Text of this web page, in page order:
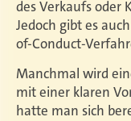
des Verkaufs oder
Jedoch gibt es
of-Conduct-
Manchmal wird
mit einer klaren
hatte man sich